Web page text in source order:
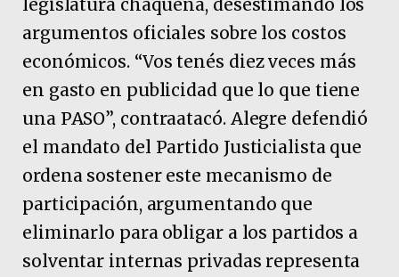
legislatura chaqueña, desestimando los
argumentos oficiales sobre los costos
económicos. “Vos tenés diez veces más
en gasto en publicidad que lo que tiene
una PASO”, contraatacó. Alegre defendió
el mandato del Partido Justicialista que
ordena sostener este mecanismo de
participación, argumentando que
eliminarlo para obligar a los partidos a
solventar internas privadas representa